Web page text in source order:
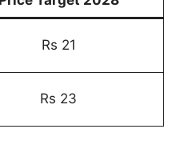
Rs 21
Rs 23